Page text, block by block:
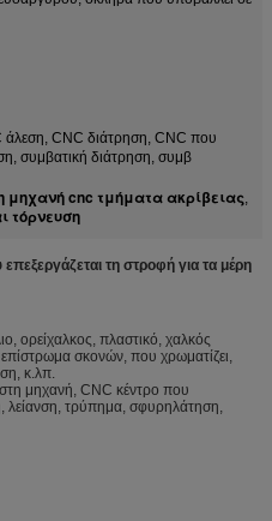
άλεση, CNC διάτρηση, CNC που
συμβατική διάτρηση, συμβ
μηχανή cnc τμήματα ακρίβειας,
τόρνευση
τη στροφή για τα μέρη
ορείχαλκος, πλαστικό, χαλκός
σκονών, που χρωματίζει,
κ.λπ.
μηχανή, CNC κέντρο που
λείανση, τρύπημα, σφυρηλάτηση,